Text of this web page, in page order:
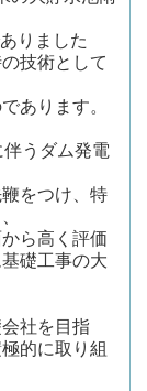
りました
技術として
あります。
うダム発電
をつけ、特
ら高く評価
礎工事の大
社を目指
的に取り組